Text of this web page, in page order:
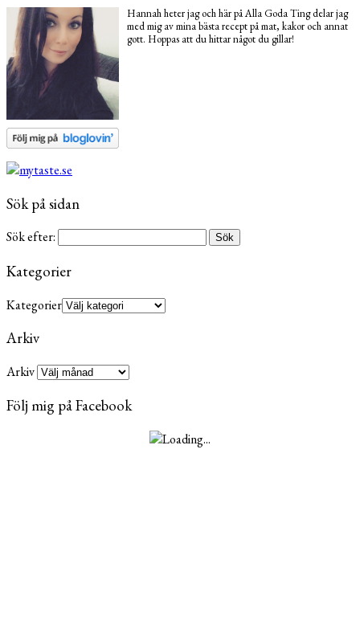
Hannah heter jag och här på Alla Goda Ting delar jag
med mig av mina bästa recept på mat, kakor och annat
gott. Hoppas att du hittar något du gillar!
Sök på sidan
Sök efter:
Kategorier
Kategorier
Arkiv
Arkiv
Följ mig på Facebook